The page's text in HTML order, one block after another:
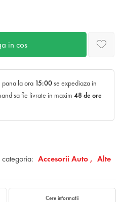
in cos
pana la ora 15:00se expediaza in
sa fie livrate in maxim 48 de ore
Accesorii Auto , Alte
Cere informatii